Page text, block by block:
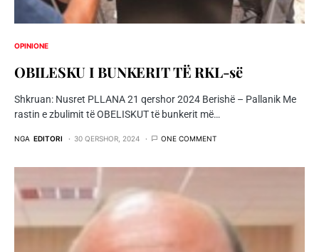
OPINIONE
OBILESKU I BUNKERIT TË RKL-së
Shkruan: Nusret PLLANA 21 qershor 2024 Berishë – Pallanik Me
rastin e zbulimit të OBELISKUT të bunkerit më…
NGA EDITORI 30 QERSHOR, 2024 ONE COMMENT